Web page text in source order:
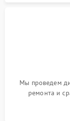
Мы проведем
ремонта и